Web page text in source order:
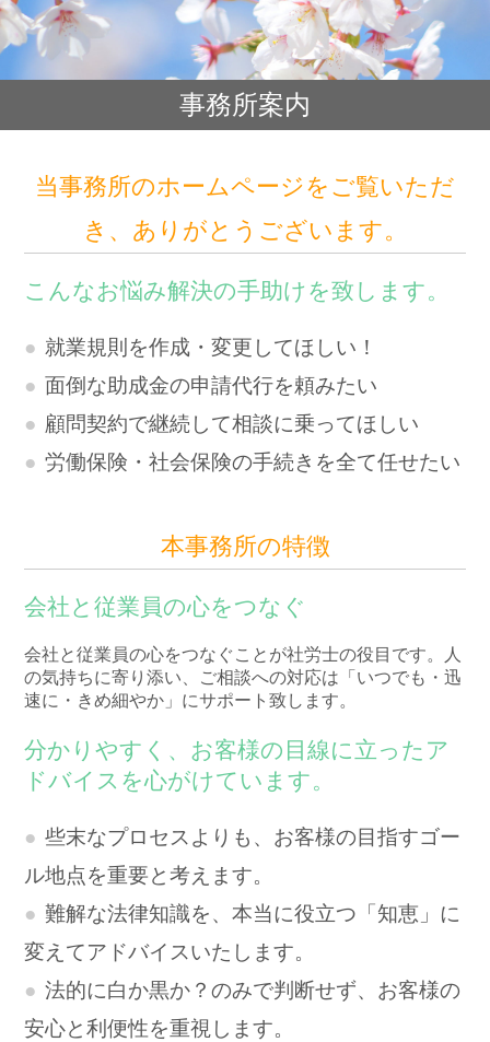
事務所案内
当事務所のホームページをご覧いただ
き、ありがとうございます。
こんなお悩み解決の手助けを致します。
就業規則を作成・変更してほしい！
面倒な助成金の申請代行を頼みたい
顧問契約で継続して相談に乗ってほしい
労働保険・社会保険の手続きを全て任せたい
本事務所の特徴
会社と従業員の心をつなぐ
会社と従業員の心をつなぐことが社労士の役目です。人
の気持ちに寄り添い、ご相談への対応は「いつでも・迅
速に・きめ細やか」にサポート致します。
分かりやすく、お客様の目線に立ったア
ドバイスを心がけています。
些末なプロセスよりも、お客様の目指すゴー
ル地点を重要と考えます。
難解な法律知識を、本当に役立つ「知恵」に
変えてアドバイスいたします。
法的に白か黒か？のみで判断せず、お客様の
安心と利便性を重視します。